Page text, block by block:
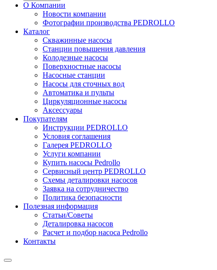
О Компании
Новости компании
Фотографии производства PEDROLLO
Каталог
Скважинные насосы
Станции повышения давления
Колодезные насосы
Поверхностные насосы
Насосные станции
Насосы для сточных вод
Автоматика и пульты
Циркуляционные насосы
Аксессуары
Покупателям
Инструкции PEDROLLO
Условия соглашения
Галерея PEDROLLO
Услуги компании
Купить насосы Pedrollo
Сервисный центр PEDROLLO
Схемы деталировки насосов
Заявка на сотрудничество
Политика безопасности
Полезная информация
Статьи/Советы
Деталировка насосов
Расчет и подбор насоса Pedrollo
Контакты